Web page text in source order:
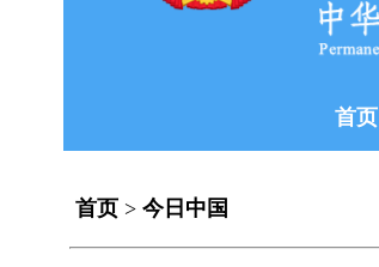
首页
首页 > 今日中国